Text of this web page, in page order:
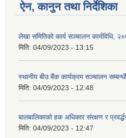
ऐन, कानुन तथा निर्देशिका
लेखा समितिको कार्य सञ्चालन कार्यविधि,
मिति: 04/09/2023 - 13:15
स्थानीय बीउ बैंक कार्यक्रम सञ्चालन
मिति: 04/09/2023 - 12:48
बालबालिकाको हक अधिकार संरक्षण र
मिति: 04/09/2023 - 12:47